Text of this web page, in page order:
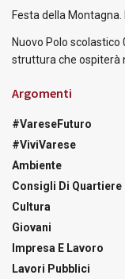
Festa della Montagna.
Nuovo Polo
struttura che ospiterà
Argomenti
#VareseFuturo
#ViviVarese
Ambiente
Consigli Di Quartiere
Cultura
Giovani
Impresa E Lavoro
Lavori Pubblici